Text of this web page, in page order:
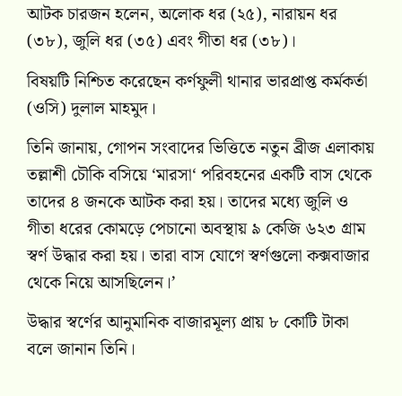
আটক চারজন হলেন, অলোক ধর (২৫), নারায়ন ধর
(৩৮), জুলি ধর (৩৫) এবং গীতা ধর (৩৮)।
বিষয়টি নিশ্চিত করেছেন কর্ণফুলী থানার ভারপ্রাপ্ত কর্মকর্তা
(ওসি) দুলাল মাহমুদ।
তিনি জানায়, গোপন সংবাদের ভিত্তিতে নতুন ব্রীজ এলাকায়
তল্লাশী চৌকি বসিয়ে ‘মারসা‘ পরিবহনের একটি বাস থেকে
তাদের ৪ জনকে আটক করা হয়। তাদের মধ্যে জুলি ও
গীতা ধরের কোমড়ে পেচানো অবস্থায় ৯ কেজি ৬২৩ গ্রাম
স্বর্ণ উদ্ধার করা হয়। তারা বাস যোগে স্বর্ণগুলো কক্সবাজার
থেকে নিয়ে আসছিলেন।’
উদ্ধার স্বর্ণের আনুমানিক বাজারমূল্য প্রায় ৮ কোটি টাকা
বলে জানান তিনি।